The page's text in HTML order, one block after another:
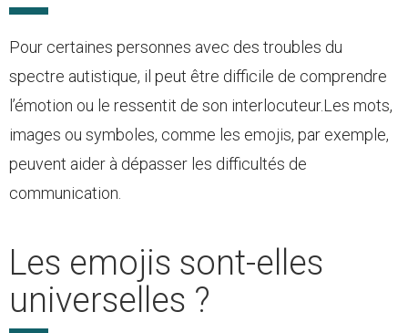
Pour certaines personnes avec des troubles du
spectre autistique, il peut être difficile de comprendre
l’émotion ou le ressentit de son interlocuteur.Les mots,
images ou symboles, comme les emojis, par exemple,
peuvent aider à dépasser les difficultés de
communication.
Les emojis sont-elles
universelles ?